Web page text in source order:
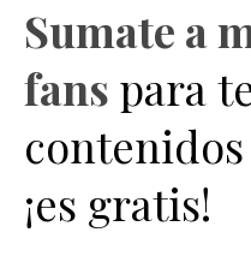
Sumate a
fans para
¡es gratis!